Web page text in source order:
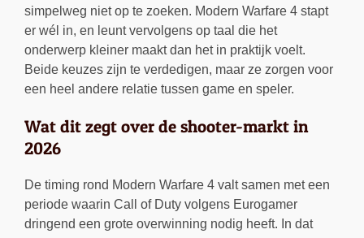
simpelweg niet op te zoeken. Modern Warfare 4 stapt
er wél in, en leunt vervolgens op taal die het
onderwerp kleiner maakt dan het in praktijk voelt.
Beide keuzes zijn te verdedigen, maar ze zorgen voor
een heel andere relatie tussen game en speler.
Wat dit zegt over de shooter-markt in
2026
De timing rond Modern Warfare 4 valt samen met een
periode waarin Call of Duty volgens Eurogamer
dringend een grote overwinning nodig heeft. In dat